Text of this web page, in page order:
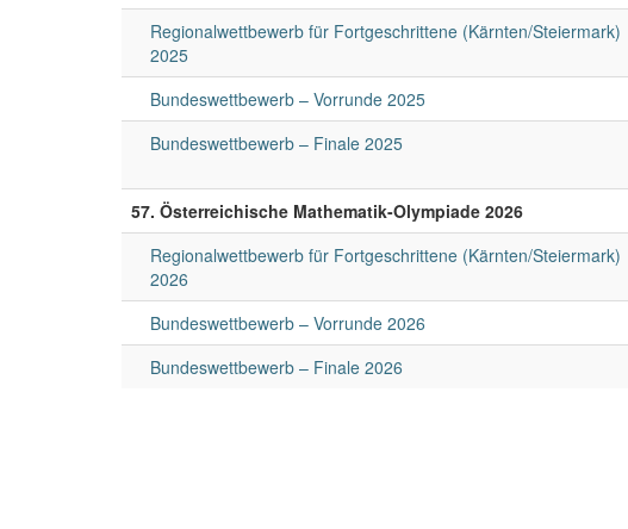
Regionalwettbewerb für Fortgeschrittene (Kärnten/Steiermark)
2025
Bundeswettbewerb – Vorrunde 2025
Bundeswettbewerb – Finale 2025
57. Österreichische Mathematik-Olympiade 2026
Regionalwettbewerb für Fortgeschrittene (Kärnten/Steiermark)
2026
Bundeswettbewerb – Vorrunde 2026
Bundeswettbewerb – Finale 2026